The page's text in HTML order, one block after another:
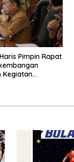
Pimpin Rapat
Kegiatan